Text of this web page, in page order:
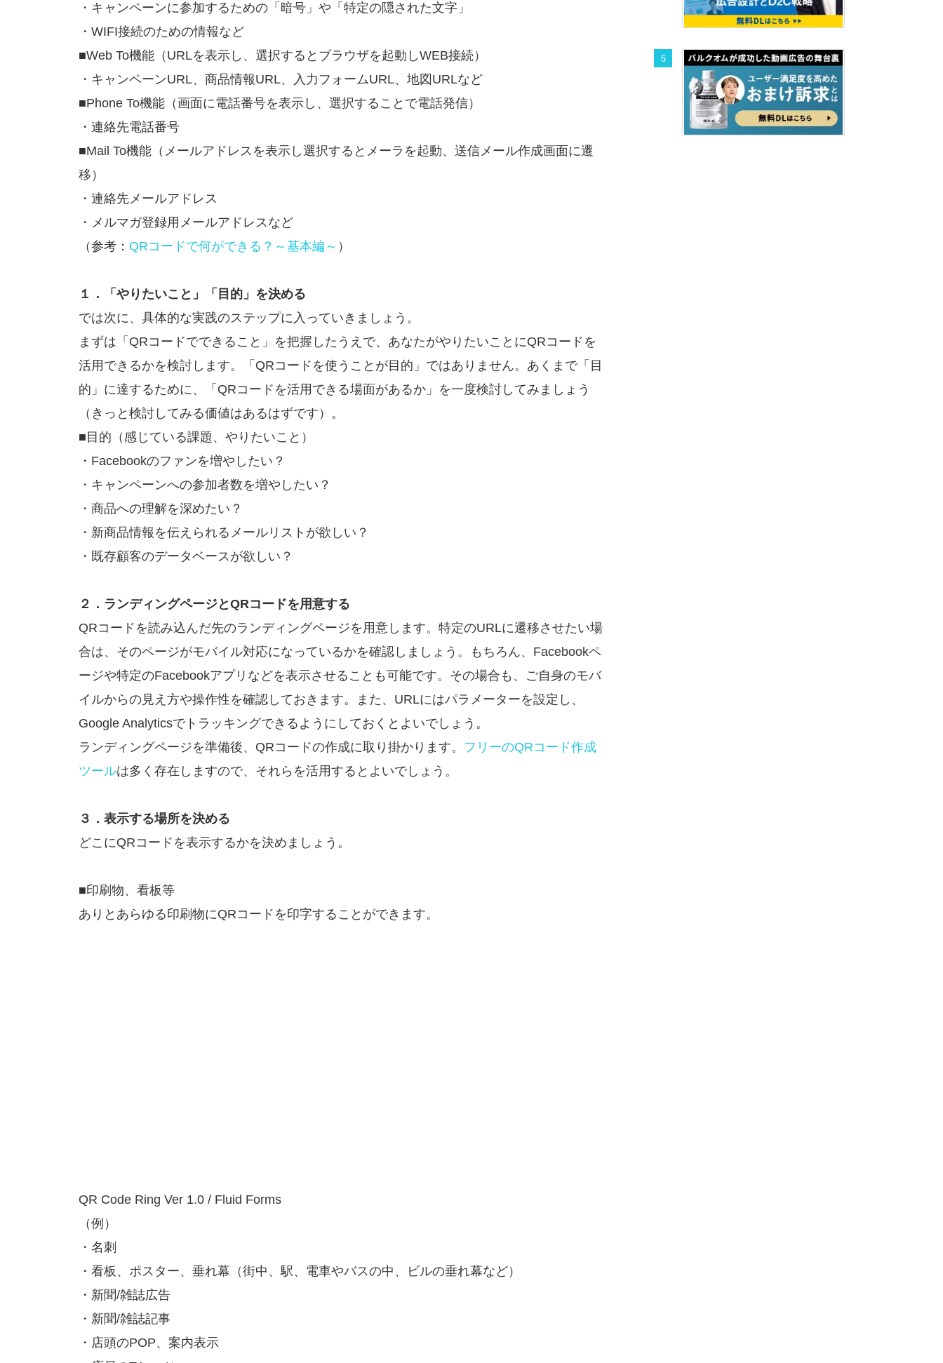
・キャンペーンに参加するための「暗号」や「特定の隠された文字」
・WIFI接続のための情報など
■Web To機能（URLを表示し、選択するとブラウザを起動しWEB接続）
・キャンペーンURL、商品情報URL、入力フォームURL、地図URLなど
■Phone To機能（画面に電話番号を表示し、選択することで電話発信）
・連絡先電話番号
■Mail To機能（メールアドレスを表示し選択するとメーラを起動、送信メール作成画面に遷
移）
・連絡先メールアドレス
・メルマガ登録用メールアドレスなど
（参考： QRコードで何ができる？～基本編～ ）
１．「やりたいこと」「目的」を決める
では次に、具体的な実践のステップに入っていきましょう。
まずは「QRコードでできること」を把握したうえで、あなたがやりたいことにQRコードを
活用できるかを検討します。「QRコードを使うことが目的」ではありません。あくまで「目
的」に達するために、「QRコードを活用できる場面があるか」を一度検討してみましょう
（きっと検討してみる価値はあるはずです）。
■目的（感じている課題、やりたいこと）
・Facebookのファンを増やしたい？
・キャンペーンへの参加者数を増やしたい？
・商品への理解を深めたい？
・新商品情報を伝えられるメールリストが欲しい？
・既存顧客のデータベースが欲しい？
２．ランディングページとQRコードを用意する
QRコードを読み込んだ先のランディングページを用意します。特定のURLに遷移させたい場
合は、そのページがモバイル対応になっているかを確認しましょう。もちろん、Facebookペ
ージや特定のFacebookアプリなどを表示させることも可能です。その場合も、ご自身のモバ
イルからの見え方や操作性を確認しておきます。また、URLにはパラメーターを設定し、
Google Analyticsでトラッキングできるようにしておくとよいでしょう。
ランディングページを準備後、QRコードの作成に取り掛かります。 フリーのQRコード作成
ツールは多く存在しますので、それらを活用するとよいでしょう。
３．表示する場所を決める
どこにQRコードを表示するかを決めましょう。
■印刷物、看板等
ありとあらゆる印刷物にQRコードを印字することができます。
QR Code Ring Ver 1.0 / Fluid Forms
（例）
・名刺
・看板、ポスター、垂れ幕（街中、駅、電車やバスの中、ビルの垂れ幕など）
・新聞/雑誌広告
・新聞/雑誌記事
・店頭のPOP、案内表示